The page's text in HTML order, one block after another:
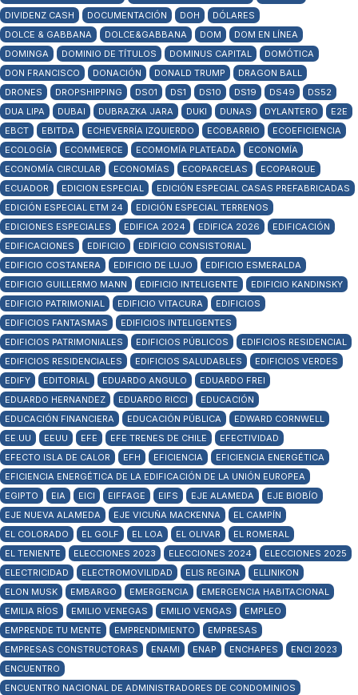
DIVIDENZ CASH
DOCUMENTACIÓN DOH
DÓLARES
DOLCE & GABBANA
DOLCE&GABBANA DOM
DOM EN LÍNEA
DOMINGA
DOMINIO DE TÍTULOS DOMINUS CAPITAL
DOMÓTICA
DON FRANCISCO
DONACIÓN DONALD TRUMP
DRAGON BALL
DRONES
DROPSHIPPING DS01 DS1 DS10 DS19 DS49
DS52
DUA LIPA
DUBAI DUBRAZKA JARA DUKI DUNAS DYLANTERO
E2E
EBCT
EBITDA ECHEVERRÍA IZQUIERDO ECOBARRIO
ECOEFICIENCIA
ECOLOGÍA
ECOMMERCE ECOMOMÍA PLATEADA
ECONOMÍA
ECONOMÍA CIRCULAR
ECONOMÍAS ECOPARCELAS
ECOPARQUE
ECUADOR
EDICION ESPECIAL
EDICIÓN ESPECIAL CASAS PREFABRICADAS
EDICIÓN ESPECIAL ETM 24
EDICIÓN ESPECIAL TERRENOS
EDICIONES ESPECIALES
EDIFICA 2024 EDIFICA 2026
EDIFICACIÓN
EDIFICACIONES
EDIFICIO
EDIFICIO CONSISTORIAL
EDIFICIO COSTANERA
EDIFICIO DE LUJO
EDIFICIO ESMERALDA
EDIFICIO GUILLERMO MANN
EDIFICIO INTELIGENTE
EDIFICIO KANDINSKY
EDIFICIO PATRIMONIAL
EDIFICIO VITACURA
EDIFICIOS
EDIFICIOS FANTASMAS
EDIFICIOS INTELIGENTES
EDIFICIOS PATRIMONIALES
EDIFICIOS PÚBLICOS
EDIFICIOS RESIDENCIAL
EDIFICIOS RESIDENCIALES
EDIFICIOS SALUDABLES
EDIFICIOS VERDES
EDIFY
EDITORIAL EDUARDO ANGULO
EDUARDO FREI
EDUARDO HERNANDEZ
EDUARDO RICCI
EDUCACIÓN
EDUCACIÓN FINANCIERA
EDUCACIÓN PÚBLICA
EDWARD CORNWELL
EE.UU
EEUU EFE EFE TRENES DE CHILE
EFECTIVIDAD
EFECTO ISLA DE CALOR
EFH EFICIENCIA
EFICIENCIA ENERGÉTICA
EFICIENCIA ENERGÉTICA DE LA EDIFICACIÓN DE LA UNIÓN EUROPEA
EGIPTO
EIA EICI EIFFAGE EIFS EJE ALAMEDA
EJE BIOBÍO
EJE NUEVA ALAMEDA
EJE VICUÑA MACKENNA
EL CAMPÍN
EL COLORADO
EL GOLF EL LOA EL OLIVAR
EL ROMERAL
EL TENIENTE
ELECCIONES 2023 ELECCIONES 2024
ELECCIONES 2025
ELECTRICIDAD
ELECTROMOVILIDAD ELIS REGINA
ELLINIKON
ELON MUSK
EMBARGO EMERGENCIA
EMERGENCIA HABITACIONAL
EMILIA RÍOS
EMILIO VENEGAS EMILIO VENGAS
EMPLEO
EMPRENDE TU MENTE
EMPRENDIMIENTO
EMPRESAS
EMPRESAS CONSTRUCTORAS
ENAMI ENAP ENCHAPES
ENCI 2023
ENCUENTRO
ENCUENTRO NACIONAL DE ADMINISTRADORES DE CONDOMINIOS